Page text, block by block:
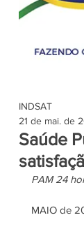
Saúde
INDSAT
21 de mai. de
PAM 24
MAIO de